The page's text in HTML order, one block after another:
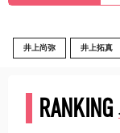
井上尚弥 井上拓真
RANKING